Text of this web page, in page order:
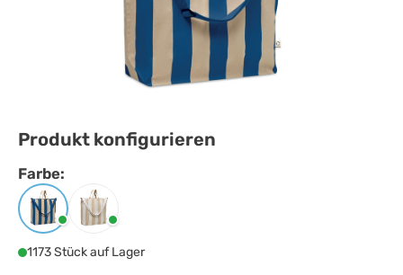
Produkt konfigurieren
Farbe:
Farbeauswählen
KönigsblauWeiss
1173 Stück auf Lager